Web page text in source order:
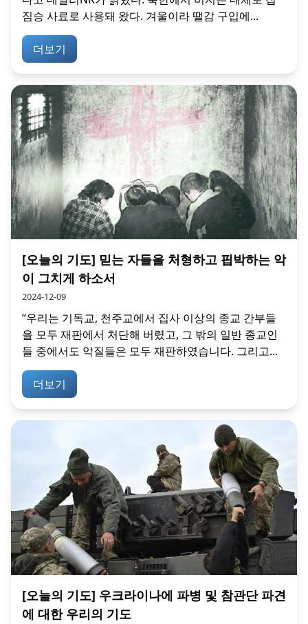
짐승 사료로 사용돼 왔다. 겨울이라 땔감 구입에...
더보기
[오늘의 기도] 믿는 자들을 처형하고 핍박하는 악
이 그치게 하소서
2024-12-09
“우리는 기독교, 천주교에서 집사 이상의 종교 간부들
을 모두 재판에서 처단해 버렸고, 그 밖의 일반 종교인
들 중에서도 악질들은 모두 재판하였습니다. 그리고...
더보기
[오늘의 기도] 우크라이나에 파병 및 참관단 파견
에 대한 우리의 기도